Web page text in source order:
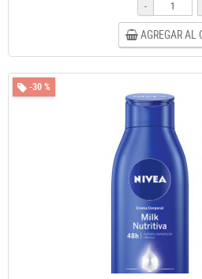
-
AGREGAR AL
-30 %